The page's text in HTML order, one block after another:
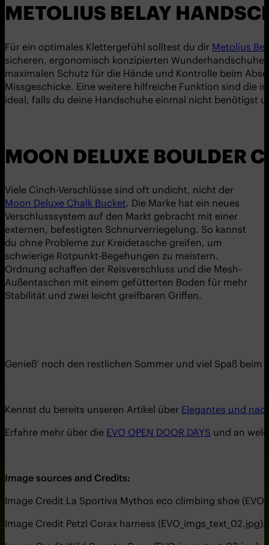
METOLIUS BELAY
Für ein optimales Klettergefühl solltest du dir Metolius
sicheren, ergonomisch konzipierten
maximalen Schutz für die Hände und Kontrolle beim
Missgeschicke. Eine weitere hilfreiche Funktion sind die
ideal, falls du deine Handschuhe einmal nicht benötigst
MOON DELUXE BOULDER
Viele Cinch-Verschlüsse sind oft undicht, nicht der
Moon Deluxe Chalk Bucket. Die Marke hat ein neues
Verschlusssystem auf den Markt gebracht mit einer
externen, befestigten Schnurverriegelung. So kannst
du ohne Probleme zur Kreidetasche greifen, um
schwierige Rotpunkt-Begehungen zu meistern.
Ordnung schaffen der Reisverschluss und die Mesh-
Außentaschen mit einem gefütterten Boden für mehr
Stabilität und zwei leicht greifbaren Griffen.
Genieß’ noch den restlichen Sommer und viel Spaß beim
Kennst du bereits unseren Artikel über Elegantes und
Erfahre mehr über die EVO OPEN DOOR DAYS und an
Image sources and Credits:
Image Credit La Sportiva Mythos eco climbing shoe
Image Credit Petzl Corax harness (EVO_imgs_text_02.jpg):